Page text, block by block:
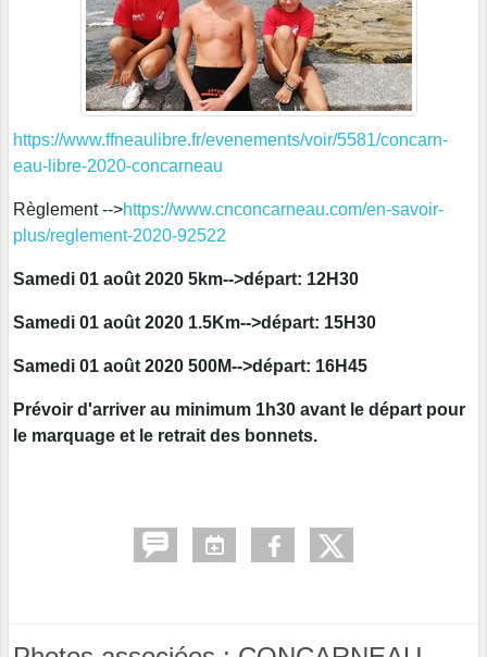
https://www.ffneaulibre.fr/evenements/voir/5581/concarn-
eau-libre-2020-concarneau
Règlement -->https://www.cnconcarneau.com/en-savoir-
plus/reglement-2020-92522
Samedi 01 août 2020 5km-->départ: 12H30
Samedi 01 août 2020 1.5Km-->départ: 15H30
Samedi 01 août 2020 500M-->départ: 16H45
Prévoir d'arriver au minimum 1h30 avant le départ pour
le marquage et le retrait des bonnets.